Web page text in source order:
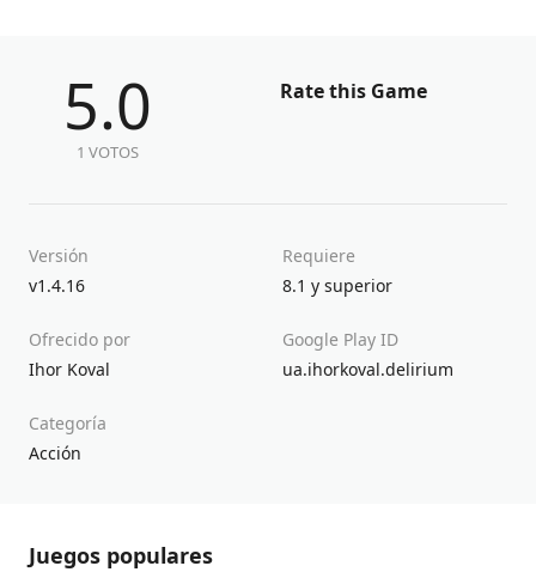
5.0
1 VOTOS
Rate this Game
Versión
v1.4.16
Requiere
8.1 y superior
Ofrecido por
Ihor Koval
Google Play ID
ua.ihorkoval.delirium
Categoría
Acción
Juegos populares